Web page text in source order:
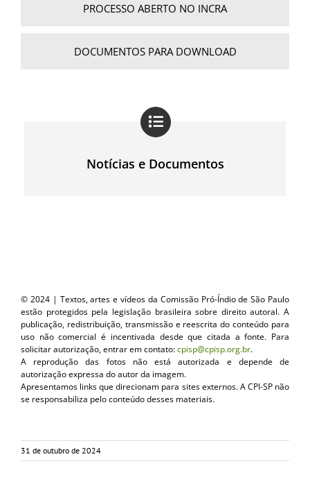
PROCESSO ABERTO NO INCRA
DOCUMENTOS PARA DOWNLOAD
Notícias e Documentos
© 2024 | Textos, artes e vídeos da Comissão Pró-Índio de São Paulo
estão protegidos pela legislação brasileira sobre direito autoral. A
publicação, redistribuição, transmissão e reescrita do conteúdo para
uso não comercial é incentivada desde que citada a fonte. Para
solicitar autorização, entrar em contato:cpisp@cpisp.org.br.
A reprodução das fotos não está autorizada e depende de
autorização expressa do autor da imagem.
Apresentamos links que direcionam para sites externos. A CPI-SP não
se responsabiliza pelo conteúdo desses materiais.
31 de outubro de 2024